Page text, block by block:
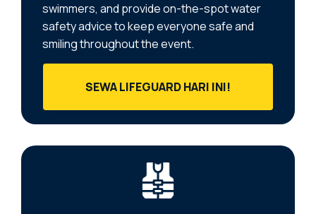
swimmers, and provide on-the-spot water
safety advice to keep everyone safe and
smiling throughout the event.
SEWA LIFEGUARD HARI INI!